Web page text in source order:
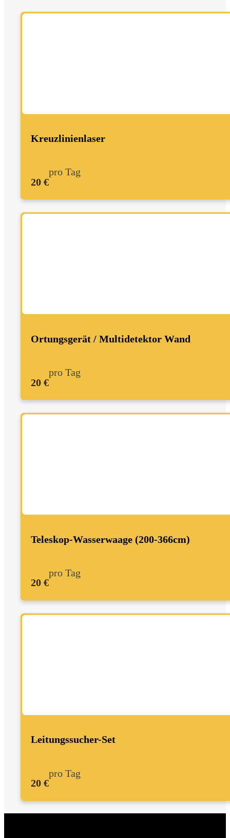
Kreuzlinienlaser
20 €
pro Tag
Ortungsgerät / Multidetektor Wand
20 €
pro Tag
Teleskop-Wasserwaage (200-366cm)
20 €
pro Tag
Leitungssucher-Set
20 €
pro Tag